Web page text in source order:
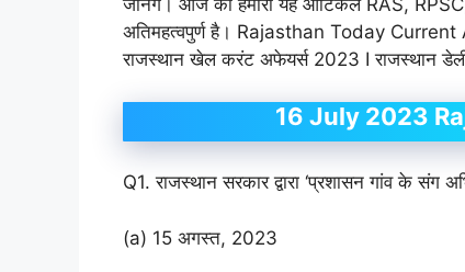
जानेंगे। आज का हमारा यह आर्टिकल RAS,
अतिमहत्वपुर्ण है। Rajasthan Today
राजस्थान खेल करंट अफेयर्स 2023 I राजस्थान
16 July 2023
Q1. राजस्थान सरकार द्वारा ‘प्रशासन गांव के
(a) 15 अगस्त, 2023